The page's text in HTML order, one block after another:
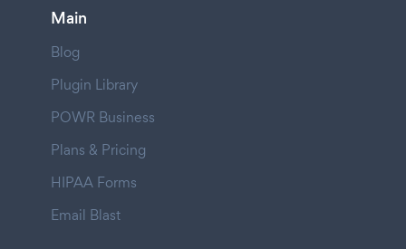
Main
Blog
Plugin Library
POWR Business
Plans & Pricing
HIPAA Forms
Email Blast